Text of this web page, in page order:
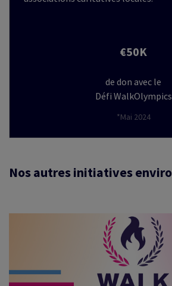
€50K
de don avec le
Défi WalkOlympics
*Mai 2024
Nos autres initiatives